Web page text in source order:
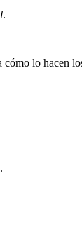
.
lo hacen